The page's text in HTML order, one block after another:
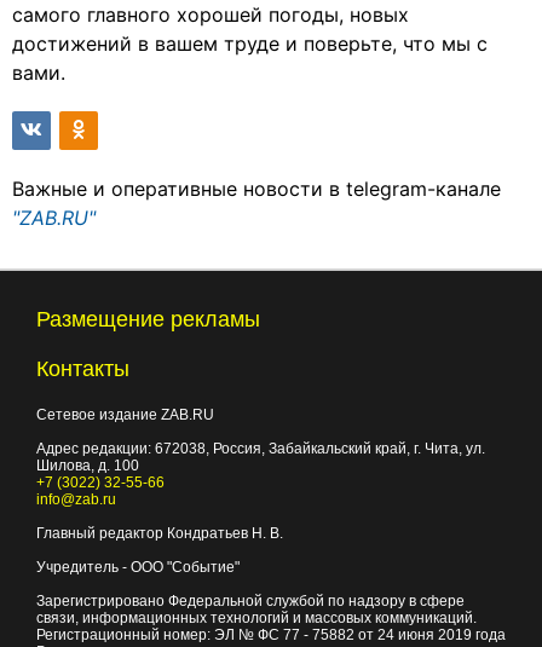
самого главного хорошей погоды, новых
достижений в вашем труде и поверьте, что мы с
вами.
Важные и оперативные новости в telegram-канале
"ZAB.RU"
Размещение рекламы
Контакты
Сетевое издание ZAB.RU
Адрес редакции: 672038, Россия, Забайкальский край, г. Чита, ул.
Шилова, д. 100
+7 (3022) 32-55-66
info@zab.ru
Главный редактор Кондратьев Н. В.
Учредитель - ООО "Событие"
Зарегистрировано Федеральной службой по надзору в сфере
связи, информационных технологий и массовых коммуникаций.
Регистрационный номер: ЭЛ № ФС 77 - 75882 от 24 июня 2019 года